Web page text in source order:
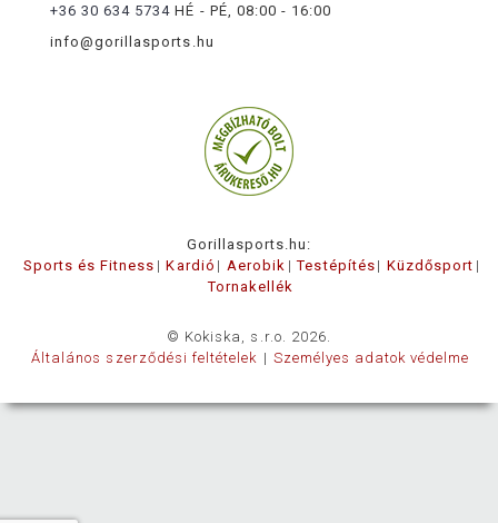
+36 30 634 5734 HÉ - PÉ, 08:00 - 16:00
info@gorillasports.hu
Gorillasports.hu:
Sports és Fitness
Kardió Aerobik Testépítés
Küzdősport
Tornakellék
© Kokiska, s.r.o. 2026.
Általános szerződési feltételek
Személyes adatok védelme